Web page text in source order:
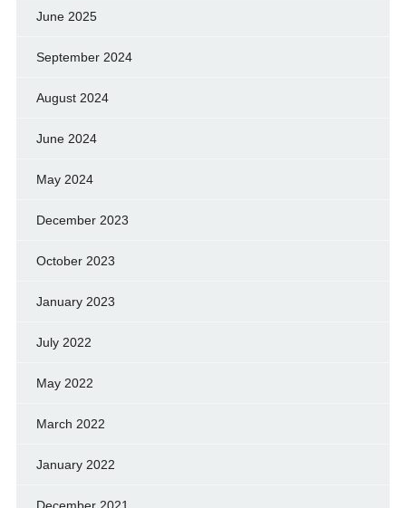
June 2025
September 2024
August 2024
June 2024
May 2024
December 2023
October 2023
January 2023
July 2022
May 2022
March 2022
January 2022